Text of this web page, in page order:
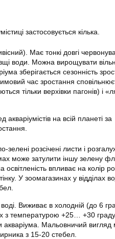
застосовується кілька.
Має тонкі довгі
води. Можна вирощувати
зберігається сезонність
час зростання
тільки верхівки пагонів) і
на всій планеті за
зелені розсічені листи і
може затулити іншу зелену
освітленість впливає на колір
У зоомагазинах у відділах
Виживає в холодній (до 6
з температурою +25… +30
акваріума. Мальовничий
з 15-20 стебел.